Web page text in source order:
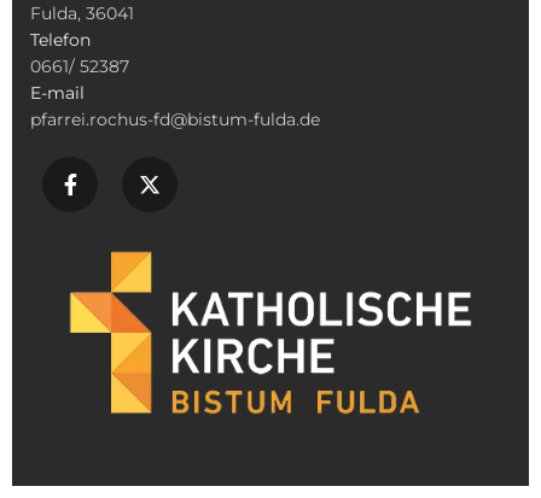
Fulda, 36041
Telefon
0661/ 52387
E-mail
pfarrei.rochus-fd@bistum-fulda.de